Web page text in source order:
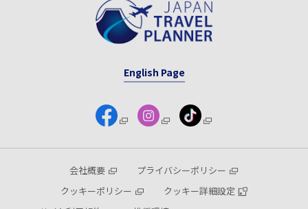
English Page
会社概要
プライバシーポリシー
クッキーポリシー
クッキー詳細設定